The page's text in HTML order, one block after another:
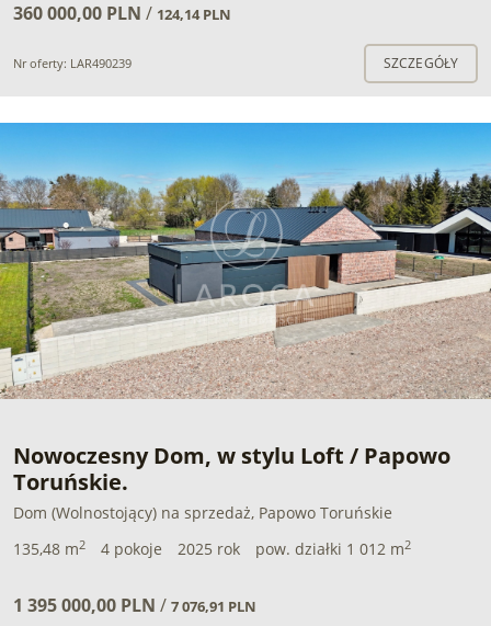
360 000,00 PLN / 124,14 PLN
Nr oferty: LAR490239 SZCZEGÓŁY
Nowoczesny Dom, w stylu Loft / Papowo
Toruńskie.
Dom (Wolnostojący) na sprzedaż, Papowo Toruńskie
135,48 m2 4 pokoje 2025 rok pow. działki 1 012 m2
1 395 000,00 PLN / 7 076,91 PLN